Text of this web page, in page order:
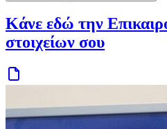
Κάνε εδώ την
στοιχείων σου